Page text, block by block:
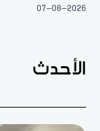
07-08-2026
الأحدث